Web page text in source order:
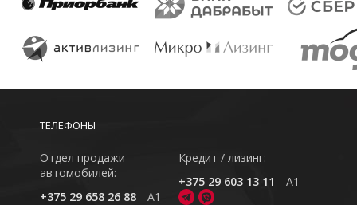
ТЕЛЕФОНЫ
Отдел продажи
автомобилей:
+375 29 658 26 88
A1
Кредит / лизинг:
+375 29 603 13 11
A1